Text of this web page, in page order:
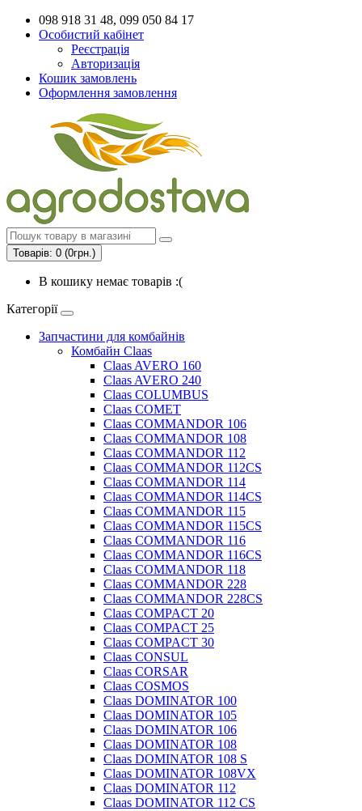
098 918 31 48, 099 050 84 17
Особистий кабінет
Реєстрація
Авторизація
Кошик замовлень
Оформлення замовлення
Товарів: 0 (0грн.)
В кошику немає товарів :(
Категорії
Запчастини для комбайнів
Комбайн Claas
Claas AVERO 160
Claas AVERO 240
Claas COLUMBUS
Claas COMET
Claas COMMANDOR 106
Claas COMMANDOR 108
Claas COMMANDOR 112
Claas COMMANDOR 112CS
Claas COMMANDOR 114
Claas COMMANDOR 114CS
Claas COMMANDOR 115
Claas COMMANDOR 115CS
Claas COMMANDOR 116
Claas COMMANDOR 116CS
Claas COMMANDOR 118
Claas COMMANDOR 228
Claas COMMANDOR 228CS
Claas COMPACT 20
Claas COMPACT 25
Claas COMPACT 30
Claas CONSUL
Claas CORSAR
Claas COSMOS
Claas DOMINATOR 100
Claas DOMINATOR 105
Claas DOMINATOR 106
Claas DOMINATOR 108
Claas DOMINATOR 108 S
Claas DOMINATOR 108VX
Claas DOMINATOR 112
Claas DOMINATOR 112 CS